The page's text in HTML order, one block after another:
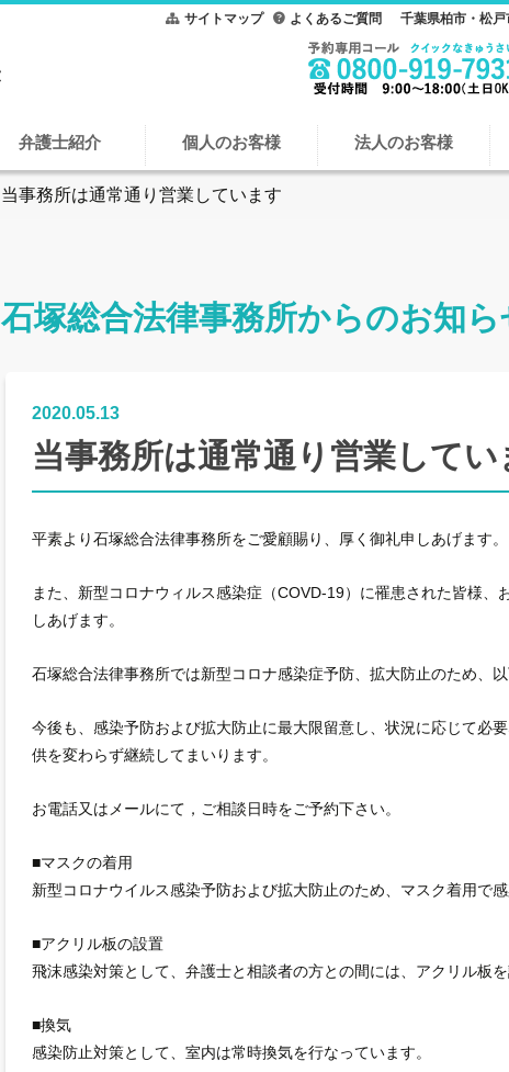
サイトマップ よくあるご質問 千葉県柏市・松
弁護士紹介 個人のお客様 法人のお客様
当事務所は通常通り営業しています
石塚総合法律事務所からのお知ら
2020.05.13
当事務所は通常通り営業してい
平素より石塚総合法律事務所をご愛顧賜り、厚く御礼申しあげます。
また、新型コロナウィルス感染症（COVD-19）に罹患された皆様、
しあげます。
石塚総合法律事務所では新型コロナ感染症予防、拡大防止のため、
今後も、感染予防および拡大防止に最大限留意し、状況に応じて必
供を変わらず継続してまいります。
お電話又はメールにて，ご相談日時をご予約下さい。
■マスクの着用
新型コロナウイルス感染予防および拡大防止のため、マスク着用で感
■アクリル板の設置
飛沫感染対策として、弁護士と相談者の方との間には、アクリル板を
■換気
感染防止対策として、室内は常時換気を行なっています。